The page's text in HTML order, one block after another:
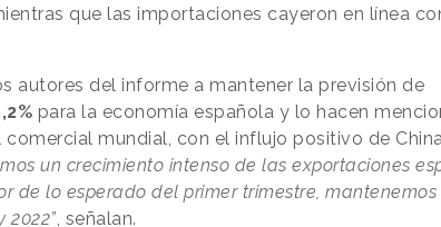
que las importaciones cayeron en línea
autores del informe a mantener la previsión de
para la economía española y lo hacen
mundial, con el influjo positivo de
un crecimiento intenso de las exportaciones
de lo esperado del primer trimestre, mantenemos
2022”, señalan.